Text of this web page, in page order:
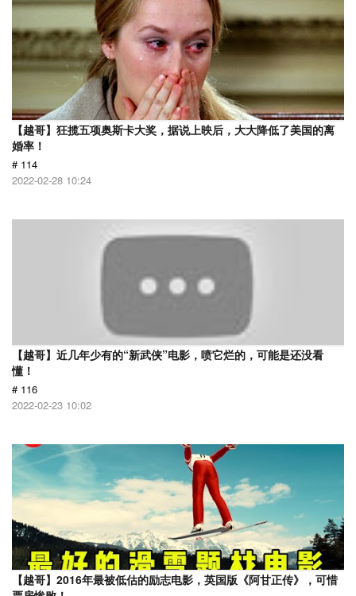
【越哥】狂揽五项奥斯卡大奖，据说上映后，大大降低了美国的离
婚率！
# 114
2022-02-28 10:24
【越哥】近几年少有的“新武侠”电影，喷它烂的，可能是还没看
懂！
# 116
2022-02-23 10:02
【越哥】2016年最被低估的励志电影，英国版《阿甘正传》，可惜